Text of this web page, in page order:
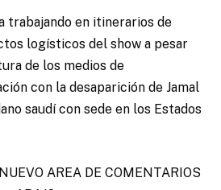
trabajando en itinerarios de
logísticos del show a pesar
de los medios de
con la desaparición de Jamal
saudí con sede en los Estados
AREA DE COMENTARIOS